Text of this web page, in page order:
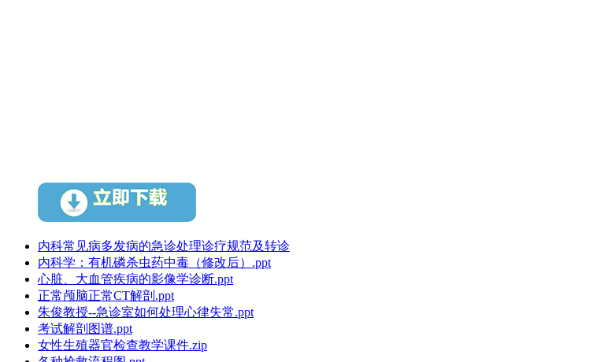
内科常见病多发病的急诊处理诊疗规范及转诊
内科学：有机磷杀虫药中毒（修改后）.ppt
心脏、大血管疾病的影像学诊断.ppt
正常颅脑正常CT解剖.ppt
朱俊教授--急诊室如何处理心律失常.ppt
考试解剖图谱.ppt
女性生殖器官检查教学课件.zip